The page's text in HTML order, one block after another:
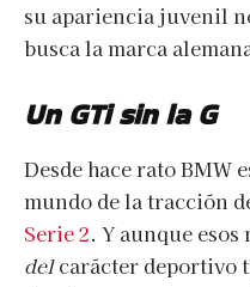
su apariencia juvenil
busca la marca
Un GTi sin la G
Desde hace rato BMW
mundo de la tracción
Serie 2. Y aunque
delcarácter deportivo